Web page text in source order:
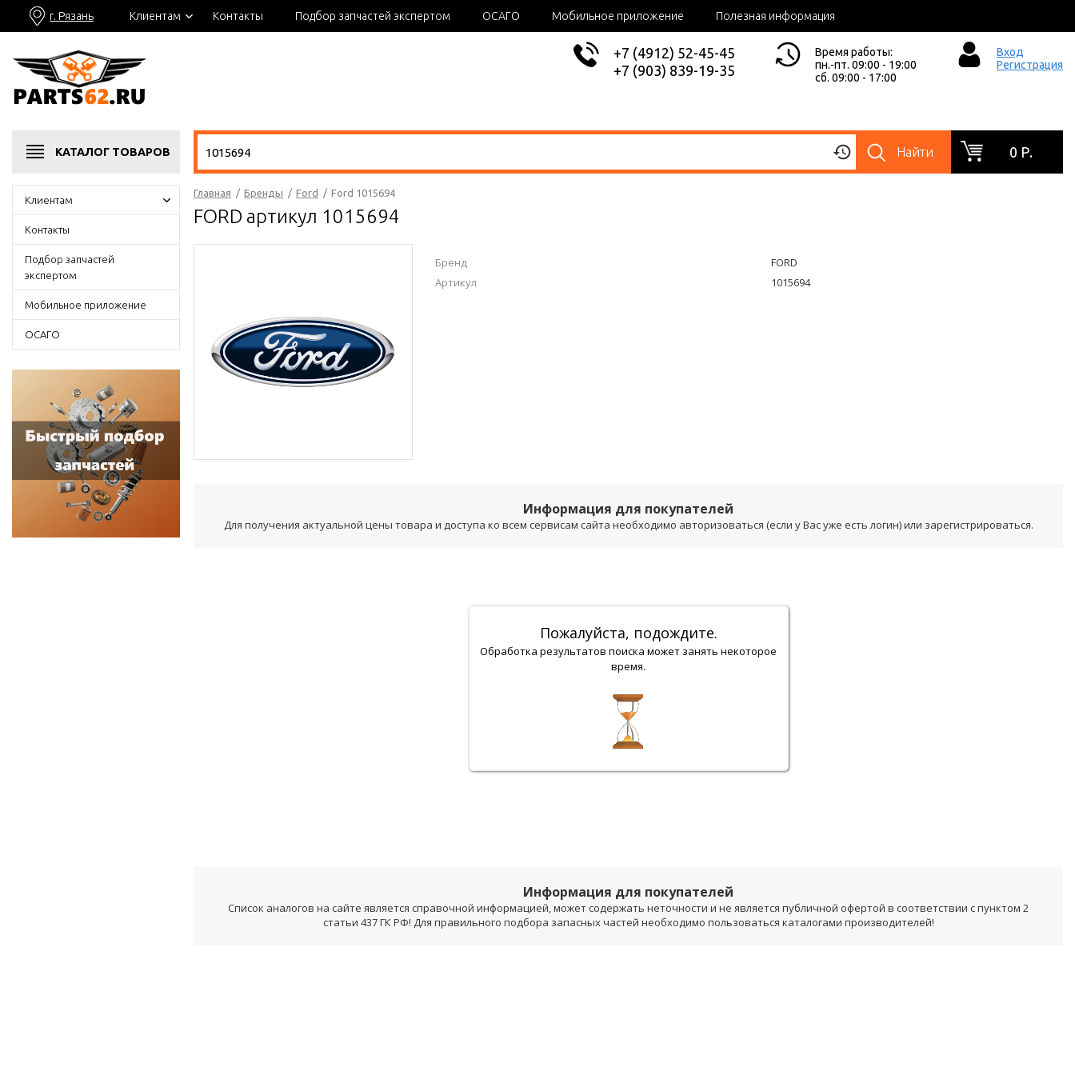
г. Рязань Клиентам Контакты Подбор запчастей экспертом ОСАГО Мобильное приложение Полезная информация
+7 (4912) 52-45-45
+7 (903) 839-19-35
Время работы:
пн.-пт. 09:00 - 19:00
сб. 09:00 - 17:00
Вход
Регистрация
КАТАЛОГ ТОВАРОВ Найти 0 Р.
Клиентам
Контакты
Подбор запчастей
экспертом
Мобильное приложение
ОСАГО
Главная / Бренды / Ford / Ford 1015694
FORD артикул 1015694
Бренд
FORD
Артикул
1015694
Информация для покупателей
Для получения актуальной цены товара и доступа ко всем сервисам сайта необходимо авторизоваться (если у Вас уже есть логин) или зарегистрироваться.
Пожалуйста, подождите.
Обработка результатов поиска может занять некоторое
время.
Информация для покупателей
Список аналогов на сайте является справочной информацией, может содержать неточности и не является публичной офертой в соответствии с пунктом 2
статьи 437 ГК РФ! Для правильного подбора запасных частей необходимо пользоваться каталогами производителей!